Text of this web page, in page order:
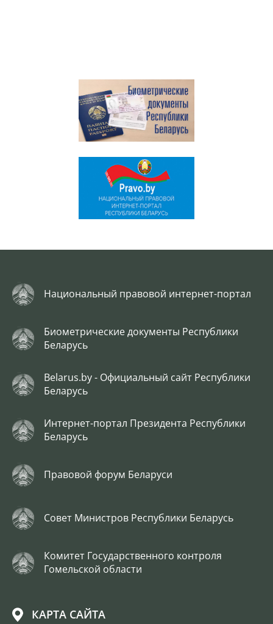
Национальный правовой интернет-портал
Биометрические документы Республики
Беларусь
Belarus.by - Официальный сайт Республики
Беларусь
Интернет-портал Президента Республики
Беларусь
Правовой форум Беларуси
Совет Министров Республики Беларусь
Комитет Государственного контроля
Гомельской области
КАРТА САЙТА